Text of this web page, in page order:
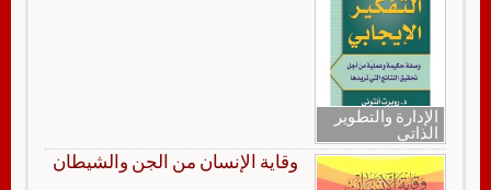
الإدارة والتطوير
الذاتي
وقاية الإنسان من الجن والشيطان